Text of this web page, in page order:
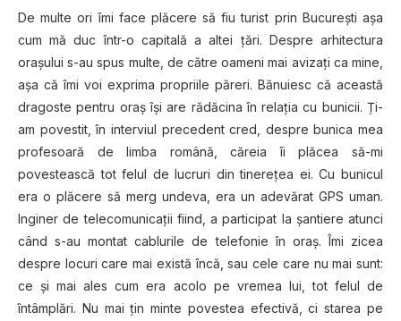
De multe ori îmi face plăcere să fiu turist prin București așa
cum mă duc într-o capitală a altei țări. Despre arhitectura
orașului s-au spus multe, de către oameni mai avizați ca mine,
așa că îmi voi exprima propriile păreri. Bănuiesc că această
dragoste pentru oraș își are rădăcina în relația cu bunicii. Ți-
am povestit, în interviul precedent cred, despre bunica mea
profesoară de limba română, căreia îi plăcea să-mi
povestească tot felul de lucruri din tinerețea ei. Cu bunicul
era o plăcere să merg undeva, era un adevărat GPS uman.
Inginer de telecomunicații fiind, a participat la șantiere atunci
când s-au montat cablurile de telefonie în oraș. Îmi zicea
despre locuri care mai există încă, sau cele care nu mai sunt:
ce și mai ales cum era acolo pe vremea lui, tot felul de
întâmplări. Nu mai țin minte povestea efectivă, ci starea pe